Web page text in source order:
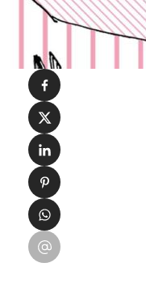
Condividi su
Condividi su X
Condividi su
Condividi su
Condividi su
Condividi su